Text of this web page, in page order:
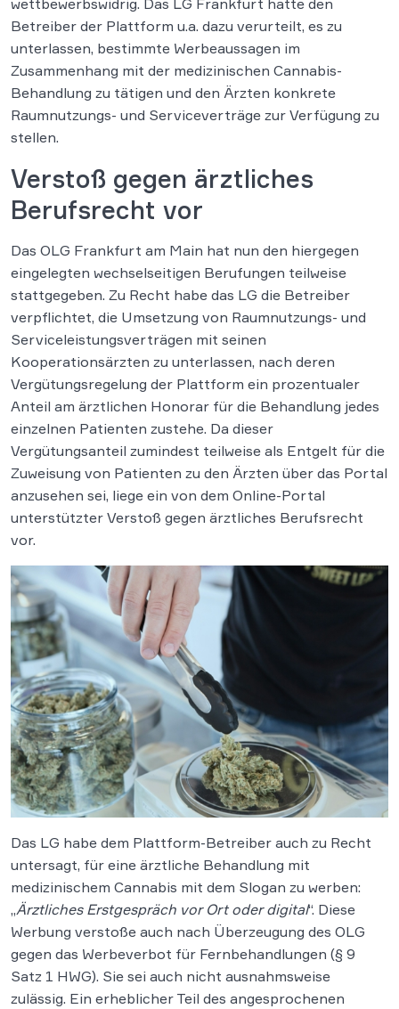
wettbewerbswidrig. Das LG Frankfurt hatte den
Betreiber der Plattform u.a. dazu verurteilt, es zu
unterlassen, bestimmte Werbeaussagen im
Zusammenhang mit der medizinischen Cannabis-
Behandlung zu tätigen und den Ärzten konkrete
Raumnutzungs- und Serviceverträge zur Verfügung zu
stellen.
Verstoß gegen ärztliches
Berufsrecht vor
Das OLG Frankfurt am Main hat nun den hiergegen
eingelegten wechselseitigen Berufungen teilweise
stattgegeben. Zu Recht habe das LG die Betreiber
verpflichtet, die Umsetzung von Raumnutzungs- und
Serviceleistungsverträgen mit seinen
Kooperationsärzten zu unterlassen, nach deren
Vergütungsregelung der Plattform ein prozentualer
Anteil am ärztlichen Honorar für die Behandlung jedes
einzelnen Patienten zustehe. Da dieser
Vergütungsanteil zumindest teilweise als Entgelt für die
Zuweisung von Patienten zu den Ärzten über das Portal
anzusehen sei, liege ein von dem Online-Portal
unterstützter Verstoß gegen ärztliches Berufsrecht
vor.
Das LG habe dem Plattform-Betreiber auch zu Recht
untersagt, für eine ärztliche Behandlung mit
medizinischem Cannabis mit dem Slogan zu werben:
„Ärztliches Erstgespräch vor Ort oder digital“. Diese
Werbung verstoße auch nach Überzeugung des OLG
gegen das Werbeverbot für Fernbehandlungen (§ 9
Satz 1 HWG). Sie sei auch nicht ausnahmsweise
zulässig. Ein erheblicher Teil des angesprochenen